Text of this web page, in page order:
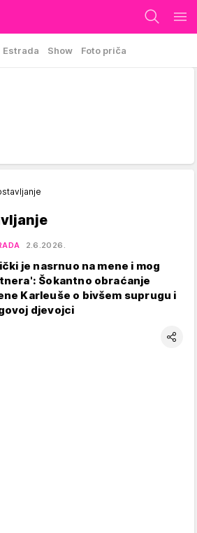
Estrada Show Foto priča
2.6.2026.
je nasrnuo na mene i mog
Šokantno obraćanje
Karleuše o bivšem suprugu i
djevojci